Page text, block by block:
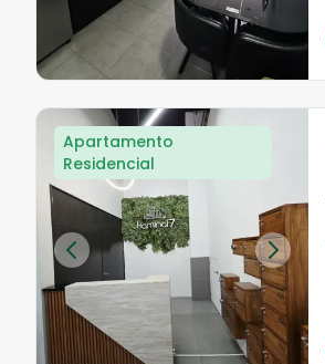
Apartamento
Residencial